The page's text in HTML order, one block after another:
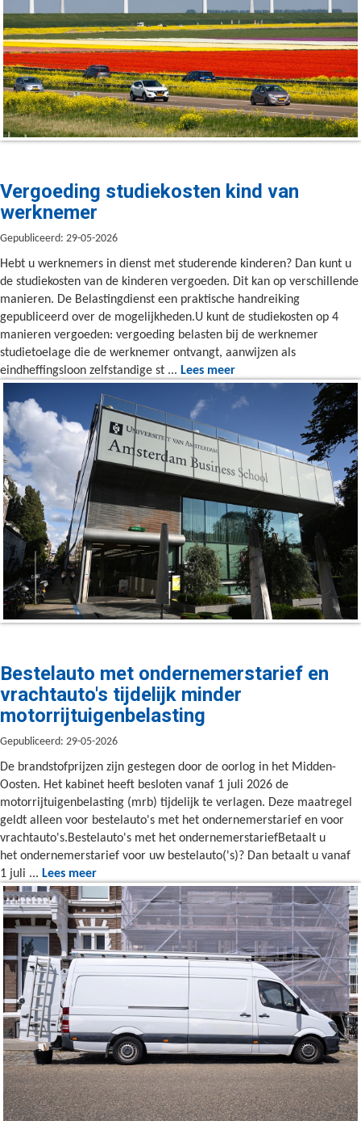
Vergoeding studiekosten kind van
werknemer
Gepubliceerd: 29-05-2026
Hebt u werknemers in dienst met studerende kinderen? Dan kunt u
de studiekosten van de kinderen vergoeden. Dit kan op verschillende
manieren. De Belastingdienst een praktische handreiking
gepubliceerd over de mogelijkheden.U kunt de studiekosten op 4
manieren vergoeden: vergoeding belasten bij de werknemer
studietoelage die de werknemer ontvangt, aanwijzen als
eindheffingsloon zelfstandige st ... Lees meer
Bestelauto met ondernemerstarief en
vrachtauto's tijdelijk minder
motorrijtuigenbelasting
Gepubliceerd: 29-05-2026
De brandstofprijzen zijn gestegen door de oorlog in het Midden-
Oosten. Het kabinet heeft besloten vanaf 1 juli 2026 de
motorrijtuigenbelasting (mrb) tijdelijk te verlagen. Deze maatregel
geldt alleen voor bestelauto's met het ondernemerstarief en voor
vrachtauto's.Bestelauto's met het ondernemerstariefBetaalt u
het ondernemerstarief voor uw bestelauto('s)? Dan betaalt u vanaf
1 juli ... Lees meer